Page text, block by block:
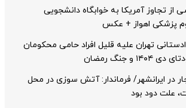
از تجاوز آمریکا به خوابگاه دانشجویی
پزشکی اهواز + عکس
تهران علیه قلیل افراد حامی محکومان
و جنگ رمضان
در ایرانشهر/ فرماندار: آتش سوزی در محل
علت دود بود